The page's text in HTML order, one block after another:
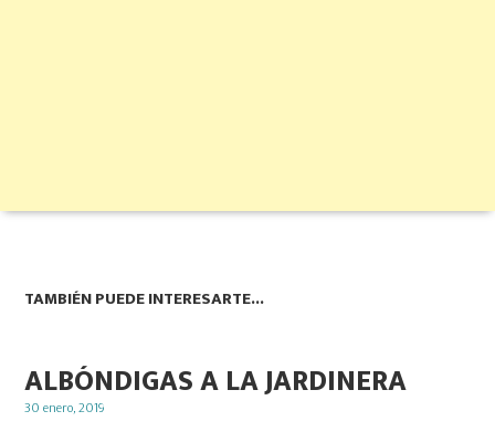
TAMBIÉN PUEDE INTERESARTE...
ALBÓNDIGAS A LA JARDINERA
Posted
30 enero, 2019